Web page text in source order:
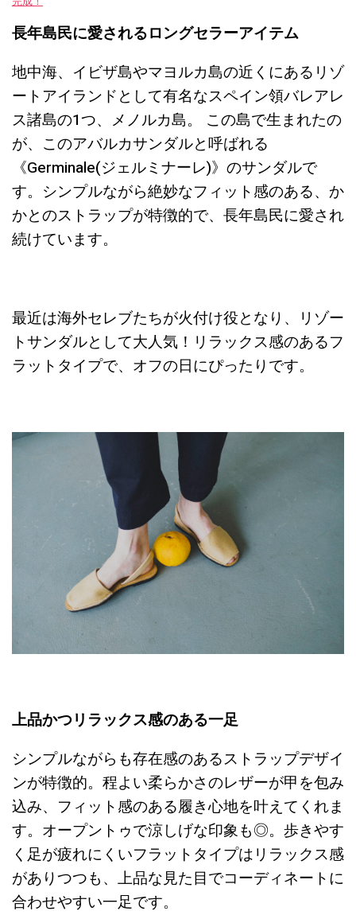
長年島民に愛されるロングセラーアイテム
地中海、イビザ島やマヨルカ島の近くにあるリゾ
ートアイランドとして有名なスペイン領バレアレ
ス諸島の1つ、メノルカ島。 この島で生まれたの
が、このアバルカサンダルと呼ばれる
《Germinale(ジェルミナーレ)》のサンダルで
す。シンプルながら絶妙なフィット感のある、か
かとのストラップが特徴的で、長年島民に愛され
続けています。
最近は海外セレブたちが火付け役となり、リゾー
トサンダルとして大人気！リラックス感のあるフ
ラットタイプで、オフの日にぴったりです。
上品かつリラックス感のある一足
シンプルながらも存在感のあるストラップデザイ
ンが特徴的。程よい柔らかさのレザーが甲を包み
込み、フィット感のある履き心地を叶えてくれま
す。オープントゥで涼しげな印象も◎。歩きやす
く足が疲れにくいフラットタイプはリラックス感
がありつつも、上品な見た目でコーディネートに
合わせやすい一足です。